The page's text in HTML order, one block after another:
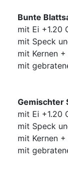
Bunte
mit Ei +1.20
mit Speck
mit Kernen
mit
Gemischter
mit Ei +1.20
mit Speck
mit Kernen
mit